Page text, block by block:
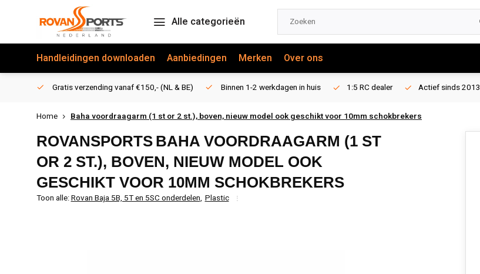
Alle categorieën
Handleidingen downloaden Aanbiedingen Merken Over ons
Gratis verzending vanaf €150,- (NL & BE) Binnen 1-2 werkdagen in huis 1:5 RC dealer Actief sinds 2013
Home Baha voordraagarm (1 st or 2 st.), boven, nieuw model ook geschikt voor 10mm schokbrekers
ROVANSPORTS BAHA VOORDRAAGARM (1 ST
OR 2 ST.), BOVEN, NIEUW MODEL OOK
GESCHIKT VOOR 10MM SCHOKBREKERS
Toon alle:Rovan Baja 5B, 5T en 5SC onderdelen, Plastic